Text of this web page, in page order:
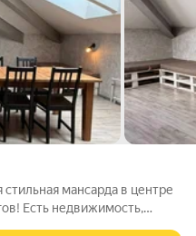
мансарда в центре
Есть недвижимость,